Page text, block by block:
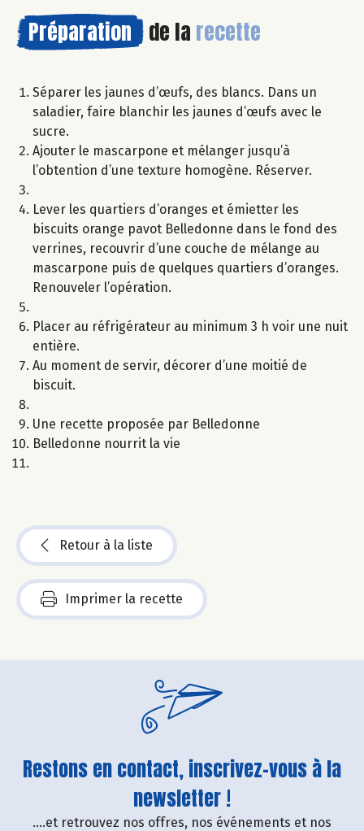
Préparation de la recette
Séparer les jaunes d’œufs, des blancs. Dans un
saladier, faire blanchir les jaunes d’œufs avec le
sucre.
Ajouter le mascarpone et mélanger jusqu’à
l’obtention d’une texture homogène. Réserver.
Lever les quartiers d’oranges et émietter les
biscuits orange pavot Belledonne dans le fond des
verrines, recouvrir d’une couche de mélange au
mascarpone puis de quelques quartiers d’oranges.
Renouveler l’opération.
Placer au réfrigérateur au minimum 3 h voir une nuit
entière.
Au moment de servir, décorer d’une moitié de
biscuit.
Une recette proposée par Belledonne
Belledonne nourrit la vie
Retour à la liste
Imprimer la recette
Restons en contact, inscrivez-vous à la
newsletter !
....et retrouvez nos offres, nos événements et nos